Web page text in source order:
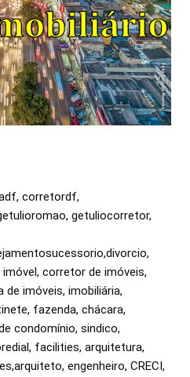
corretordf,
getuliocorretor,
corretor de imóveis,
de imóveis, imobiliária,
fazenda, chácara,
condomínio, sindico,
facilities, arquitetura,
engenheiro, CRECI,